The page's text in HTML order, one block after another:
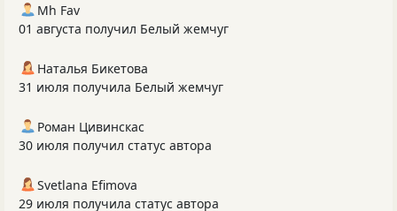
Mh Fav
01 августа получил Белый жемчуг
Наталья Бикетова
31 июля получила Белый жемчуг
Роман Цивинскас
30 июля получил статус автора
Svetlana Efimova
29 июля получила статус автора